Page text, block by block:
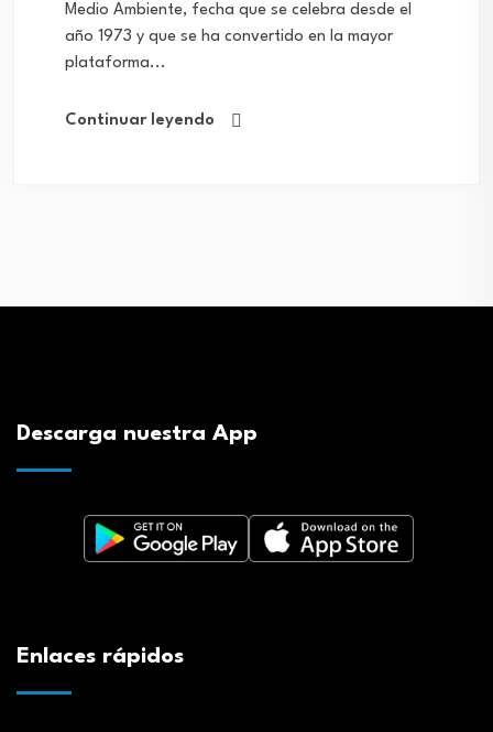
Medio Ambiente, fecha que se celebra desde el
año 1973 y que se ha convertido en la mayor
plataforma...
Continuar leyendo
Descarga nuestra App
Enlaces rápidos